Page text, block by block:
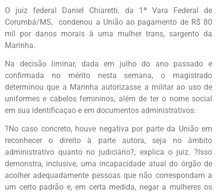
O juiz federal Daniel Chiaretti, da 1ª Vara Federal de
Corumbá/MS, condenou a União ao pagamento de R$ 80
mil por danos morais à uma mulher trans, sargento da
Marinha.
Na decisão liminar, dada em julho do ano passado e
confirmada no mérito nesta semana, o magistrado
determinou que a Marinha autorizasse a militar ao uso de
uniformes e cabelos femininos, além de ter o nome social
em sua identificaçao e em documentos administrativos.
?No caso concreto, houve negativa por parte da União em
reconhecer o direito à parte autora, seja no âmbito
administrativo quanto no judiciário?, explica o juiz. ?Isso
demonstra, inclusive, uma incapacidade atual do órgão de
acolher adequadamente pessoas que não correspondam a
um certo padrão e, em certa medida, negar a mulheres os